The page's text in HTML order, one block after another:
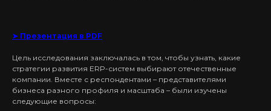
➤ Презентация в PDF
Цель исследования заключалась в том, чтобы узнать, какие
стратегии развития ERP-систем выбирают отечественные
компании. Вместе с респондентами – представителями
бизнеса разного профиля и масштаба – были изучены
следующие вопросы: